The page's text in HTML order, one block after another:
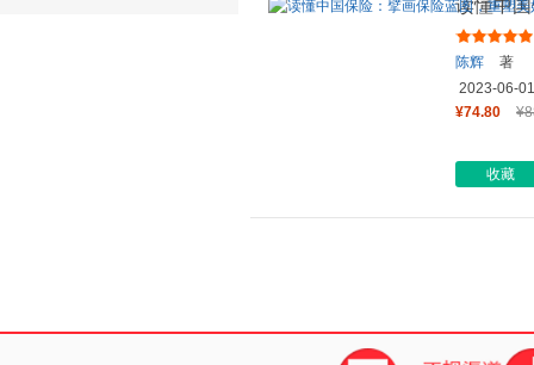
读懂中
保险
陈辉
著
2023-06-01
¥74.80
收藏